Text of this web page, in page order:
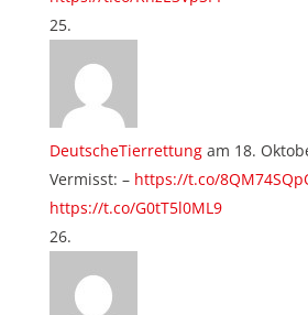
DeutscheTierrettung am 18.
Vermisst: – https://t.co/
https://t.co/G0tT5l0ML9